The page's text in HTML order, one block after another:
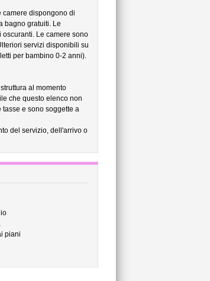
camere dispongono di
bagno gratuiti. Le
Le camere sono
servizi disponibili su
per bambino 0-2 anni).
al momento
che questo elenco non
e sono soggette a
del servizio, dell'arrivo o
piani